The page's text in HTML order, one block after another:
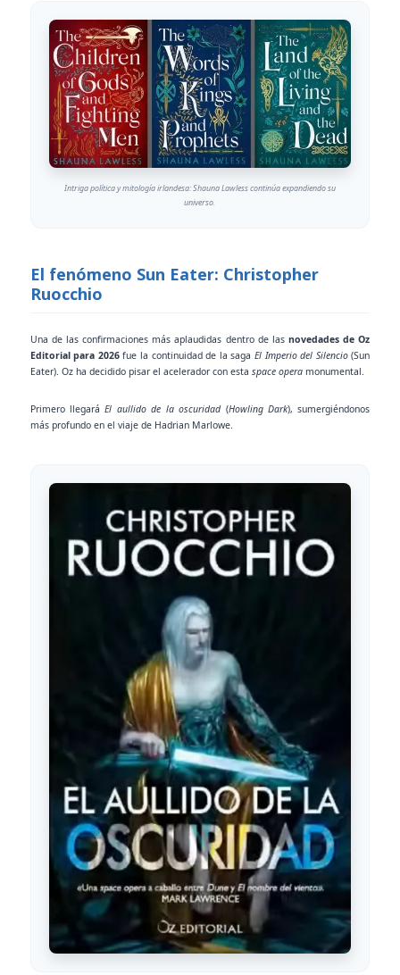
Intriga política y mitología irlandesa: Shauna Lawless continúa expandiendo su
universo.
El fenómeno Sun Eater: Christopher
Ruocchio
Una de las confirmaciones más aplaudidas dentro de lasnovedades de Oz
Editorial para 2026fue la continuidad de la sagaEl Imperio del Silencio(Sun
Eater). Oz ha decidido pisar el acelerador con esta space operamonumental.
Primero llegaráEl aullido de la oscuridad(Howling Dark), sumergiéndonos
más profundo en el viaje de Hadrian Marlowe.